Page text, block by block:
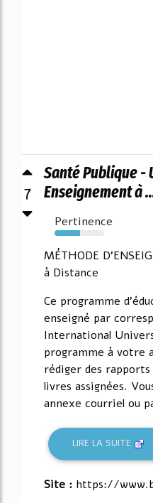
7
Santé Publique -
Enseignement à
Pertinence
51%
MÉTHODE
à Distance
Ce programme
enseigné par
International
programme à votre
rédiger des rapports
livres assignées.
annexe courriel ou
LIRE LA SUITE
Site : https://